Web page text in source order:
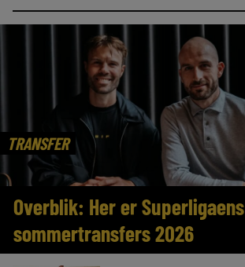
TRANSFER
Overblik: Her er Superligaens
sommertransfers 2026